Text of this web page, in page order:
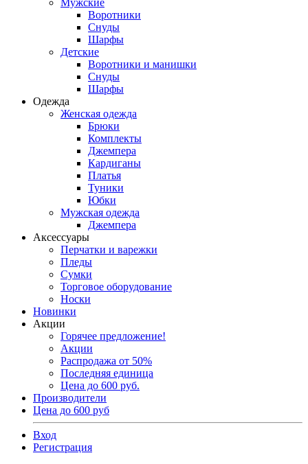
Мужские
Воротники
Снуды
Шарфы
Детские
Воротники и манишки
Снуды
Шарфы
Одежда
Женская одежда
Брюки
Комплекты
Джемпера
Кардиганы
Платья
Туники
Юбки
Мужская одежда
Джемпера
Аксессуары
Перчатки и варежки
Пледы
Сумки
Торговое оборудование
Носки
Новинки
Акции
Горячее предложение!
Акции
Распродажа от 50%
Последняя единица
Цена до 600 руб.
Производители
Цена до 600 руб
Вход
Регистрация